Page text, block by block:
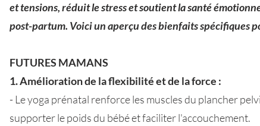
et tensions, réduit le stress et soutient la santé
post-partum. Voici un aperçu des bienfaits spécifiques
FUTURES MAMANS
1. Amélioration de la flexibilité et de la force :
- Le yoga prénatal renforce les muscles du plancher
supporter le poids du bébé et faciliter l'accouchement.